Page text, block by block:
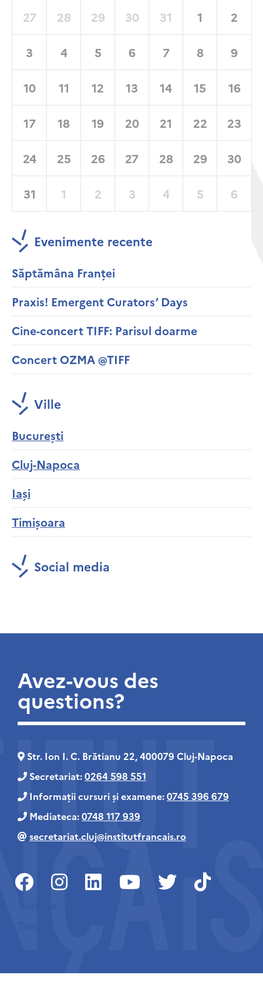
27 28 29 30 31 1 2
3 4 5 6 7 8 9
10 11 12 13 14 15 16
17 18 19 20 21 22 23
24 25 26 27 28 29 30
31 1 2 3 4 5 6
Evenimente recente
Săptămâna Franței
Praxis! Emergent Curators’ Days
Cine-concert TIFF: Parisul doarme
Concert OZMA @TIFF
Ville
București
Cluj-Napoca
Iași
Timișoara
Social media
Avez-vous des
questions?
Str. Ion I. C. Brătianu 22, 400079 Cluj‑Napoca
Secretariat:0264 598 551
Informații cursuri și examene:0745 396 679
Mediateca:0748 117 939
secretariat.cluj@institutfrancais.ro